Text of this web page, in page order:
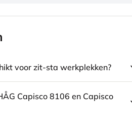
voor zit-sta werkplekken?
Capisco 8106 en Capisco